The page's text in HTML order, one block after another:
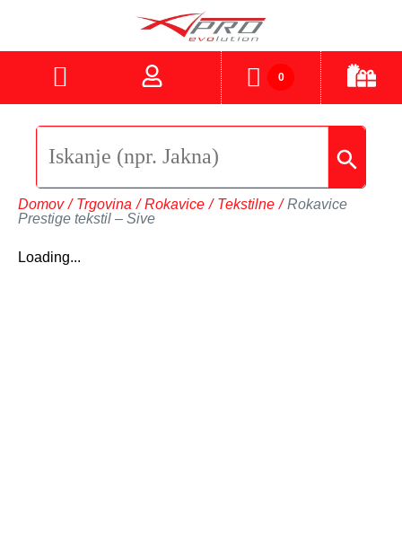
0
Domov / Trgovina / Rokavice / Tekstilne / Rokavice
Prestige tekstil – Sive
Loading...